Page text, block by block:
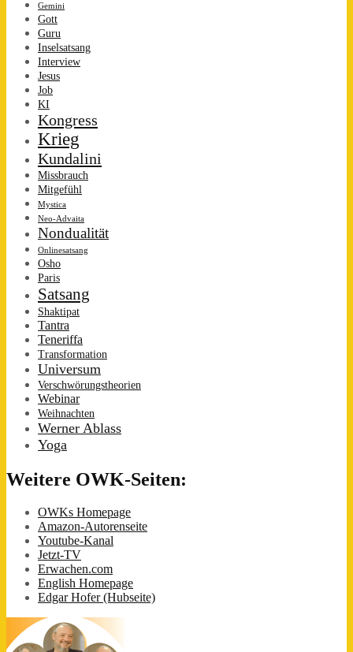
Gemini
Gott
Guru
Inselsatsang
Interview
Jesus
Job
KI
Kongress
Krieg
Kundalini
Missbrauch
Mitgefühl
Mystica
Neo-Advaita
Nondualität
Onlinesatsang
Osho
Paris
Satsang
Shaktipat
Tantra
Teneriffa
Transformation
Universum
Verschwörungstheorien
Webinar
Weihnachten
Werner Ablass
Yoga
Weitere OWK-Seiten:
OWKs Homepage
Amazon-Autorenseite
Youtube-Kanal
Jetzt-TV
Erwachen.com
English Homepage
Edgar Hofer (Hubseite)